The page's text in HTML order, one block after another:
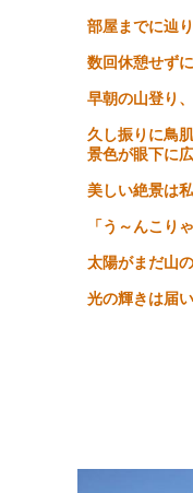
部屋までに辿
数回休憩せず
早朝の山登り
久し振りに鳥
景色が眼下に
美しい絶景は
「う～んこり
太陽がまだ山
光の輝きは届